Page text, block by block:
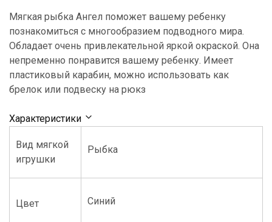
Мягкая рыбка Ангел поможет вашему ребенку
познакомиться с многообразием подводного мира.
Обладает очень привлекательной яркой окраской. Она
непременно понравится вашему ребенку. Имеет
пластиковый карабин, можно использовать как
брелок или подвеску на рюкз
Характеристики
Вид мягкой
игрушки
Рыбка
Цвет Синий